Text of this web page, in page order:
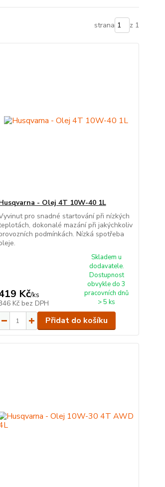
strana z 1
- Olej 4T 10W-40 1L
pro snadné startování při nízkých
dokonalé mazání při jakýchkoliv
podmínkách. Nízká spotřeba
Kč/ks
Kč bez DPH
Skladem u
dodavatele.
Dostupnost
obvykle do 3
pracovních dnů
> 5 ks
Přidat do košíku